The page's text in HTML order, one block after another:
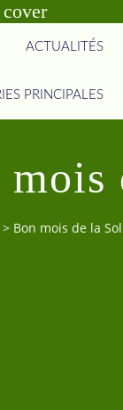
ACTUALITÉS
PRINCIPALES
mois
> Bon mois de la